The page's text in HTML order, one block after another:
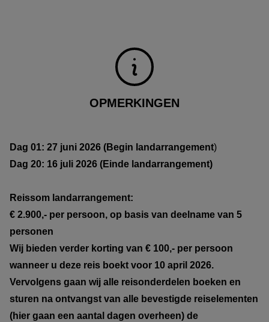
OPMERKINGEN
Dag 01: 27 juni 2026 (Begin landarrangement)
Dag 20: 16 juli 2026 (Einde landarrangement)
Reissom landarrangement:
€ 2.900,- per persoon, op basis van deelname van 5
personen
Wij bieden verder korting van € 100,- per persoon
wanneer u deze reis boekt voor 10 april 2026.
Vervolgens gaan wij alle reisonderdelen boeken en
sturen na ontvangst van alle bevestigde reiselementen
(hier gaan een aantal dagen overheen) de